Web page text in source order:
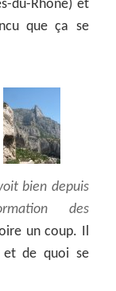
du-Rhône) et
que ça se
bien depuis
des
un coup. Il
et de quoi se